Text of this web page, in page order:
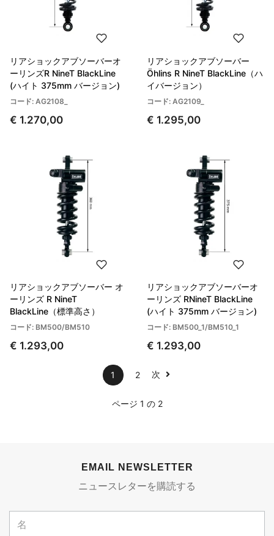
リアショックアブソーバーオ
ーリンズR NineT BlackLine
(ハイト 375mm バージョン)
コード: AG2108_
€ 1.270,00
リアショックアブソーバー
Öhlins R NineT BlackLine（ハ
イバージョン）
コード: AG2109_
€ 1.295,00
リアショックアブソーバー オ
ーリンズ R NineT
BlackLine（標準高さ）
コード: BM500/BM510
€ 1.293,00
リアショックアブソーバーオ
ーリンズ RNineT BlackLine
(ハイト 375mm バージョン)
コード: BM500_1/BM510_1
€ 1.293,00
1 2 次
ページ 1 の 2
EMAIL NEWSLETTER
ニュースレターを購読する